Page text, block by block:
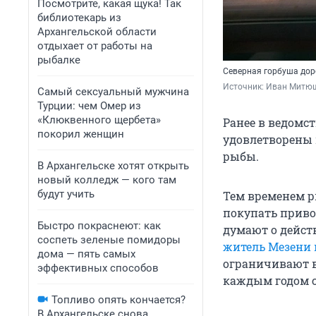
Посмотрите, какая щука! Так
библиотекарь из
Архангельской области
отдыхает от работы на
рыбалке
Самый сексуальный мужчина
Турции: чем Омер из
«Клюквенного щербета»
покорил женщин
В Архангельске хотят открыть
новый колледж — кого там
будут учить
Быстро покраснеют: как
соспеть зеленые помидоры
дома — пять самых
эффективных способов
Топливо опять кончается?
Северная горбуша
Источник: Иван
Ранее в
рыбы.
Тем временем
покупать
думают о
житель Мезени
ограничивают
каждым годом